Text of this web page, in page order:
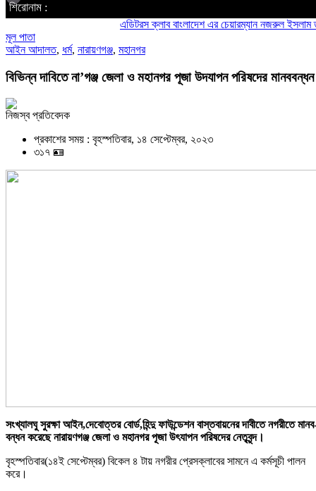
শিরোনাম :
এডিটরস ক্লাব বাংলাদেশ এর চেয়ারম্যান নজরুল ইসলাম
মূল পাতা
আইন আদালত, ধর্ম, নারায়ণগঞ্জ, মহানগর
বিভিন্ন দাবিতে না’গঞ্জ জেলা ও মহানগর পূজা উদযাপন পরিষদের মানববন্ধন
নিজস্ব প্রতিবেদক
প্রকাশের সময় : বৃহস্পতিবার, ১৪ সেপ্টেম্বর, ২০২৩
৩১৭ 🪪
সংখ্যালঘু সুরক্ষা আইন,দেবোত্তর বোর্ড,হিন্দু ফাউন্ডেশন বাস্তবায়নের দাবীতে নগরীতে
বন্ধন করেছে নারায়ণগঞ্জ জেলা ও মহানগর পূজা উৎযাপন পরিষদের নেতৃবৃন্দ।
বৃহস্পতিবার(১৪ই সেপ্টেম্বর) বিকেল ৪ টায় নগরীর প্রেসক্লাবের সামনে এ কর্মসূচী পালন
করে।